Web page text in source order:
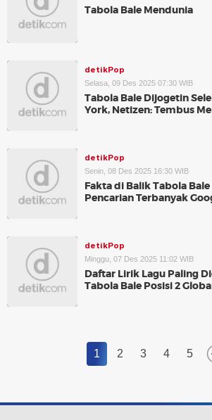
Tabola Bale Mendunia
detikPop
Selasa, 09 Des 2025 07:30 WIB
Tabola Bale Dijogetin
York, Netizen: Tembus
detikPop
Senin, 08 Des 2025 16:30 WIB
Fakta di Balik Tabola
Pencarian Terbanyak
detikPop
Minggu, 07 Des 2025 11:02 WIB
Daftar Lirik Lagu Paling
Tabola Bale Posisi 2
1 2 3 4 5